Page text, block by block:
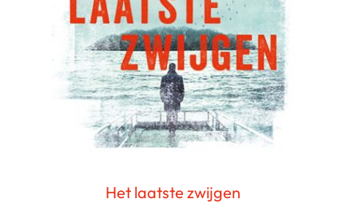
Het laatste zwijgen